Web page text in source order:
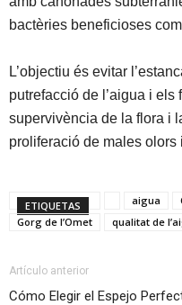
bactèries beneficioses
L’objectiu és evitar
putrefacció de l’aigua i
supervivència de la flora i
proliferació de males olors
ETIQUETAS aigua
Gorg de l’Omet
qualitat de
Artículo anterior
Cómo Elegir el Espejo